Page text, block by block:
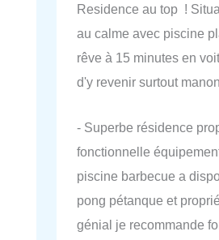
Residence au top !
au calme avec piscine
rêve à 15 minutes en
d'y revenir surtout
- Superbe résidence
fonctionnelle
piscine barbecue a
pong pétanque et
génial je recommande